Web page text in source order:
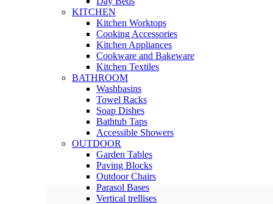
KITCHEN
Kitchen Worktops
Cooking Accessories
Kitchen Appliances
Cookware and Bakeware
Kitchen Textiles
BATHROOM
Washbasins
Towel Racks
Soap Dishes
Bathtub Taps
Accessible Showers
OUTDOOR
Garden Tables
Paving Blocks
Outdoor Chairs
Parasol Bases
Vertical trellises